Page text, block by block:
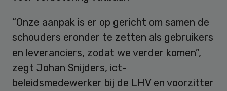
“Onze aanpak is er op gericht om samen de
schouders eronder te zetten als gebruikers
en leveranciers, zodat we verder komen”,
zegt Johan Snijders, ict-
beleidsmedewerker bij de LHV en voorzitter